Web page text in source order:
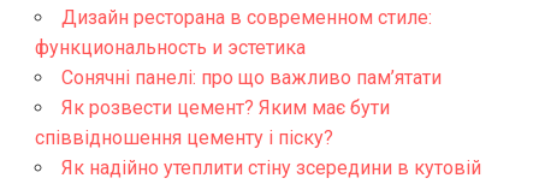
Дизайн ресторана в современном стиле:
функциональность и эстетика
Сонячні панелі: про що важливо пам’ятати
Як розвести цемент? Яким має бути
співвідношення цементу і піску?
Як надійно утеплити стіну зсередини в кутовій